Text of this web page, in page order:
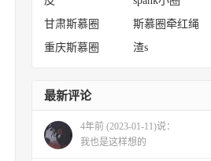
甘肃斯慕圈 斯慕圈牵红绳
重庆斯慕圈 渣s
最新评论
4年前 (2023-01-11)说：
我也是这样想的